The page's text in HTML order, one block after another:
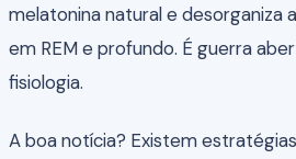
melatonina natural e desorganiza
em REM e profundo. É guerra
fisiologia.
A boa notícia? Existem